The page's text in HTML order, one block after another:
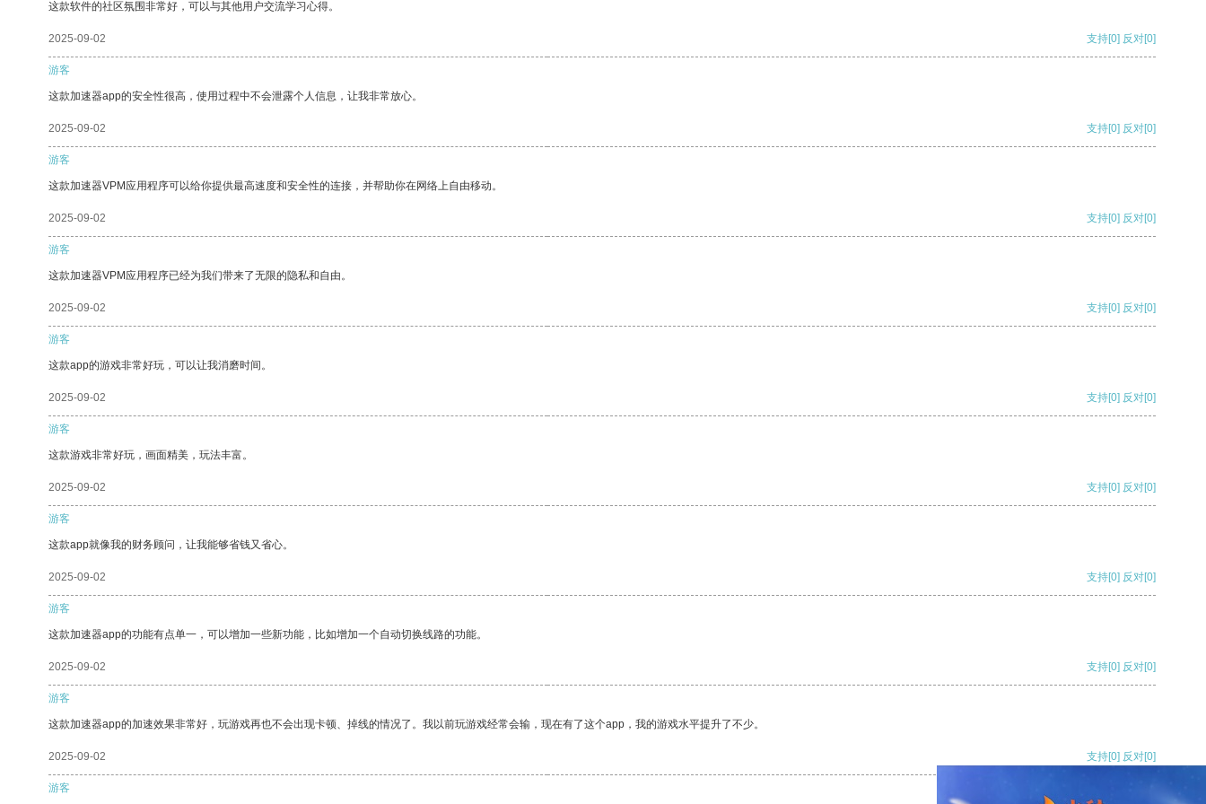
这款软件的社区氛围非常好，可以与其他用户交流学习心得。
2025-09-02 支持[0] 反对[0]
游客
这款加速器app的安全性很高，使用过程中不会泄露个人信息，让我非常放心。
2025-09-02 支持[0] 反对[0]
游客
这款加速器VPM应用程序可以给你提供最高速度和安全性的连接，并帮助你在网络上自由移动。
2025-09-02 支持[0] 反对[0]
游客
这款加速器VPM应用程序已经为我们带来了无限的隐私和自由。
2025-09-02 支持[0] 反对[0]
游客
这款app的游戏非常好玩，可以让我消磨时间。
2025-09-02 支持[0] 反对[0]
游客
这款游戏非常好玩，画面精美，玩法丰富。
2025-09-02 支持[0] 反对[0]
游客
这款app就像我的财务顾问，让我能够省钱又省心。
2025-09-02 支持[0] 反对[0]
游客
这款加速器app的功能有点单一，可以增加一些新功能，比如增加一个自动切换线路的功能。
2025-09-02 支持[0] 反对[0]
游客
这款加速器app的加速效果非常好，玩游戏再也不会出现卡顿、掉线的情况了。我以前玩游戏经常会输，现在有了这个app，我的游戏水平提升了不少。
2025-09-02 支持[0] 反对[0]
游客